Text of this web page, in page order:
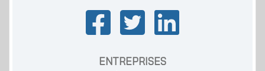
ENTREPRISES